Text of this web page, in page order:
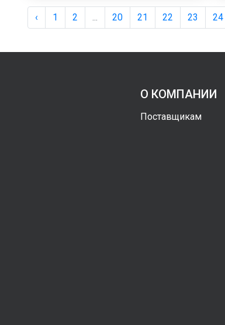
‹ 1 2 ... 20 21 22 23 24
О КОМПАНИИ
Поставщикам